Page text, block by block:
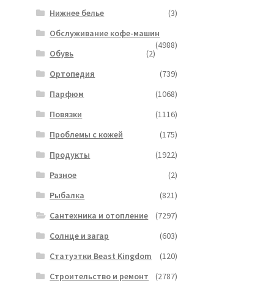
Нижнее белье
(3)
Обслуживание кофе-машин
(4988)
Обувь
(2)
Ортопедия
(739)
Парфюм
(1068)
Повязки
(1116)
Проблемы с кожей
(175)
Продукты
(1922)
Разное
(2)
Рыбалка
(821)
Сантехника и отопление
(7297)
Солнце и загар
(603)
Статуэтки Beast Kingdom
(120)
Строительство и ремонт
(2787)